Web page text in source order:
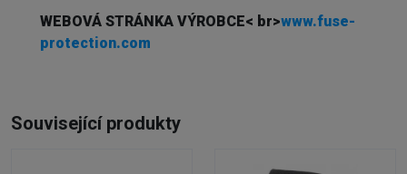
WEBOVÁ STRÁNKA VÝROBCE< br>www.fuse-
protection.com
Související produkty